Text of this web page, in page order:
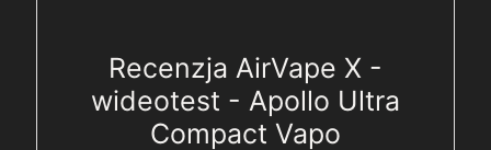
Recenzja AirVape X -
wideotest - Apollo Ultra
Compact Vapo